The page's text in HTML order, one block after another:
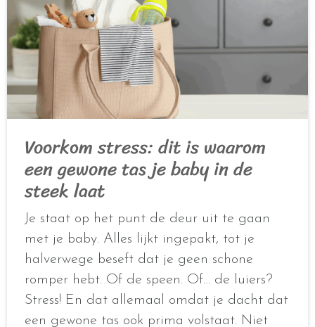
Voorkom stress: dit is waarom
een gewone tas je baby in de
steek laat
Je staat op het punt de deur uit te gaan
met je baby. Alles lijkt ingepakt, tot je
halverwege beseft dat je geen schone
romper hebt. Of de speen. Of… de luiers?
Stress! En dat allemaal omdat je dacht dat
een gewone tas ook prima volstaat. Niet